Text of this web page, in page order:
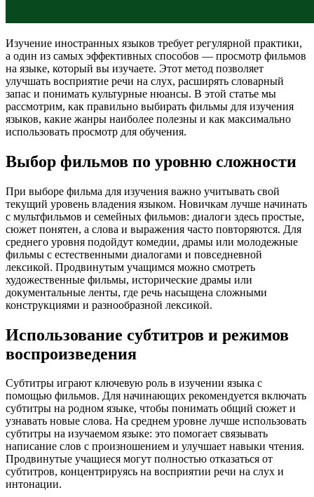
Изучение иностранных языков требует регулярной практики,
а один из самых эффективных способов — просмотр фильмов
на языке, который вы изучаете. Этот метод позволяет
улучшать восприятие речи на слух, расширять словарный
запас и понимать культурные нюансы. В этой статье мы
рассмотрим, как правильно выбирать фильмы для изучения
языков, какие жанры наиболее полезны и как максимально
использовать просмотр для обучения.
Выбор фильмов по уровню сложности
При выборе фильма для изучения важно учитывать свой
текущий уровень владения языком. Новичкам лучше начинать
с мультфильмов и семейных фильмов: диалоги здесь простые,
сюжет понятен, а слова и выражения часто повторяются. Для
среднего уровня подойдут комедии, драмы или молодежные
фильмы с естественными диалогами и повседневной
лексикой. Продвинутым учащимся можно смотреть
художественные фильмы, исторические драмы или
документальные ленты, где речь насыщена сложными
конструкциями и разнообразной лексикой.
Использование субтитров и режимов
воспроизведения
Субтитры играют ключевую роль в изучении языка с
помощью фильмов. Для начинающих рекомендуется включать
субтитры на родном языке, чтобы понимать общий сюжет и
узнавать новые слова. На среднем уровне лучше использовать
субтитры на изучаемом языке: это помогает связывать
написание слов с произношением и улучшает навыки чтения.
Продвинутые учащиеся могут полностью отказаться от
субтитров, концентрируясь на восприятии речи на слух и
интонации.